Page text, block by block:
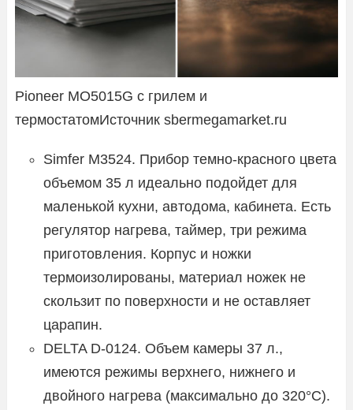
Pioneer MO5015G с грилем и
термостатомИсточник sbermegamarket.ru
Simfer M3524. Прибор темно-красного цвета
объемом 35 л идеально подойдет для
маленькой кухни, автодома, кабинета. Есть
регулятор нагрева, таймер, три режима
приготовления. Корпус и ножки
термоизолированы, материал ножек не
скользит по поверхности и не оставляет
царапин.
DELTA D-0124. Объем камеры 37 л.,
имеются режимы верхнего, нижнего и
двойного нагрева (максимально до 320°C).